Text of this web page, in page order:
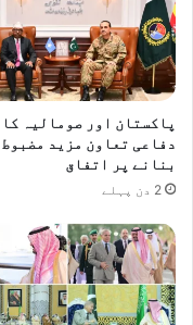
پاکستان اور صومالیہ کا
دفاعی تعاون مزید مضبوط
بنانے پر اتفاق
2 دن پہلے